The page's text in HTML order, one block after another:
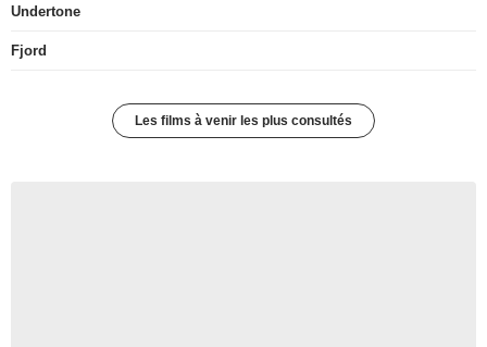
Undertone
Fjord
Les films à venir les plus consultés